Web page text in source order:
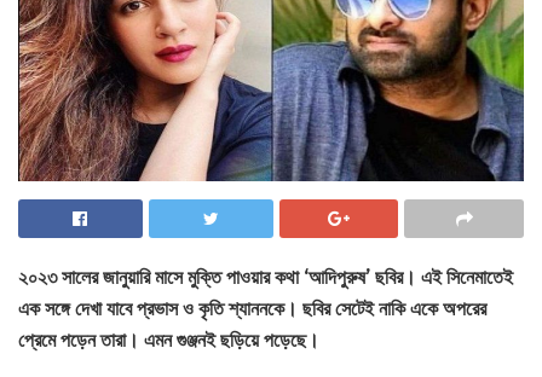
২০২৩ সালের জানুয়ারি মাসে মুক্তি পাওয়ার কথা ‘আদিপুরুষ’ ছবির। এই সিনেমাতেই
এক সঙ্গে দেখা যাবে প্রভাস ও কৃতি শ্যাননকে। ছবির সেটেই নাকি একে অপরের
প্রেমে পড়েন তারা। এমন গুঞ্জনই ছড়িয়ে পড়েছে।